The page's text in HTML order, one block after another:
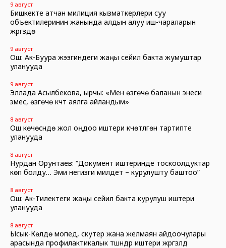
9 август
Бишкекте атчан милиция кызматкерлери суу
объектилеринин жанында алдын алуу иш-чараларын
жүргүзүүдө
9 август
Ош: Ак-Буура жээгиндеги жаңы сейил бакта жумуштар
уланууда
9 август
Эллада Асылбекова, ырчы: «Мен өзгөчө баланын энеси
эмес, өзгөчө күчтүү аялга айландым»
8 август
Ош көчөсүндө жол оңдоо иштери күчөтүлгөн тартипте
уланууда
8 август
Нурдан Орунтаев: “Документ иштеринде тоскоолдуктар
көп болду… Эми негизги милдет – курулушту баштоо”
8 август
Ош: Ак-Тилектеги жаңы сейил бакта курулуш иштери
уланууда
8 август
Ысык-Көлдө мопед, скутер жана желмаян айдоочулары
арасында профилактикалык түшүндүрүү иштери жүргүзүлдү